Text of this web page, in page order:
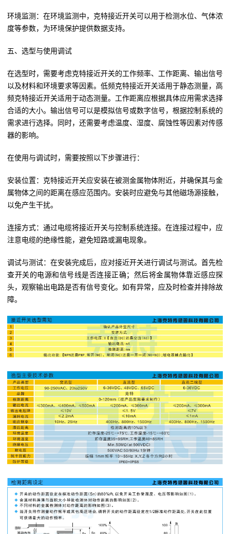
环境监测：在环境监测中，克特接近开关可以用于检测水位、气体浓
度等参数，为环境保护提供数据支持。
五、选型与使用调试
在选型时，需要考虑克特接近开关的工作频率、工作距离、输出信号
以及材料和环境要求等因素。低频克特接近开关适用于静态测量，高
频克特接近开关适用于动态测量。工作距离应根据具体应用需求选择
合适的大小。输出信号可以是模拟信号或数字信号，根据控制系统的
需求进行选择。同时，还需要考虑温度、湿度、腐蚀性等因素对传感
器的影响。
在使用与调试时，需要按照以下步骤进行：
安装位置：克特接近开关应安装在被测金属物体附近，并确保其与金
属物体之间的距离在感应范围内。安装时应避免与其他磁场源接触，
以免产生干扰。
连接方式：通过电缆将接近开关与控制系统连接。在连接过程中，应
注意电缆的绝缘性能，避免短路或漏电现象。
调试与测试：在安装完成后，应对接近开关进行调试与测试。首先检
查开关的电源和信号线是否连接正确；然后将金属物体靠近感应探
头，观察输出电路是否有信号变化。如有异常，应及时检查并排除故
障。